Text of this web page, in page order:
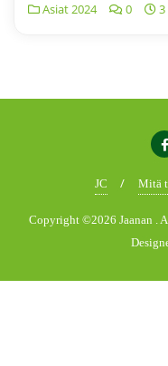
Asiat 2024 0
JC Mitä
Copyright ©2026 Jaanan .